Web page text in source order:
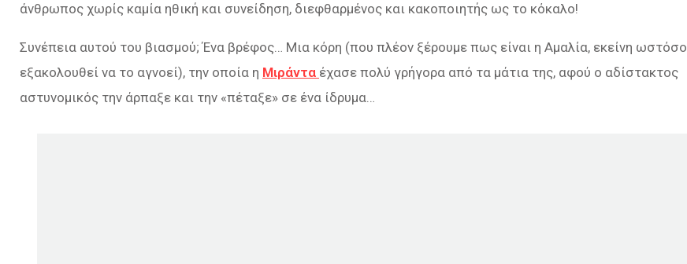
άνθρωπος χωρίς καμία ηθική και συνείδηση, διεφθαρμένος και κακοποιητής ως το κόκαλο!
Συνέπεια αυτού του βιασμού; Ένα βρέφος… Μια κόρη (που πλέον ξέρουμε πως είναι η Αμαλία, εκείνη ωστόσο
εξακολουθεί να το αγνοεί), την οποία η Μιράντα έχασε πολύ γρήγορα από τα μάτια της, αφού ο αδίστακτος
αστυνομικός την άρπαξε και την «πέταξε» σε ένα ίδρυμα…